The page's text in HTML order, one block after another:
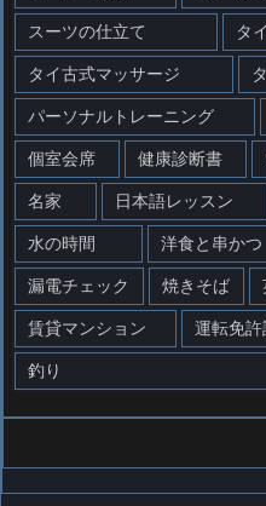
スーツの仕立て タ
タイ古式マッサージ
パーソナルトレーニング
個室会席 健康診断書
名家 日本語レッスン
水の時間 洋食と串かつ
漏電チェック 焼きそば
賃貸マンション 運転免許
釣り